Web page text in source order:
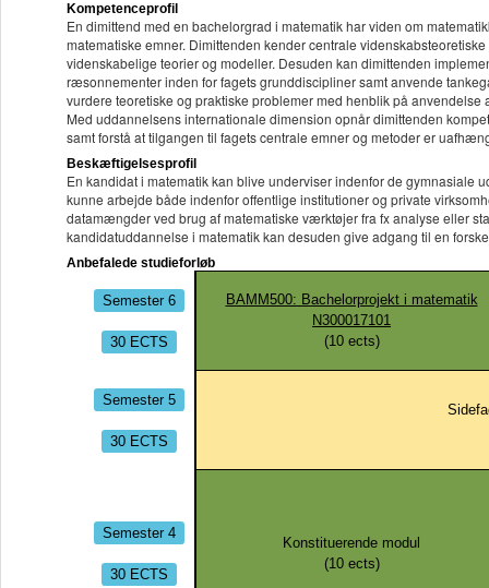
Kompetenceprofil
En dimittend med en bachelorgrad i matematik har viden om
matematiske emner. Dimittenden kender centrale
videnskabelige teorier og modeller. Desuden kan dimittenden
ræsonnementer inden for fagets grunddiscipliner samt anvende
vurdere teoretiske og praktiske problemer med henblik på
Med uddannelsens internationale dimension opnår dimittenden
samt forstå at tilgangen til fagets centrale emner og metoder er
Beskæftigelsesprofil
En kandidat i matematik kan blive underviser indenfor de gymnasiale
kunne arbejde både indenfor offentlige institutioner og private
datamængder ved brug af matematiske værktøjer fra fx analyse eller
kandidatuddannelse i matematik kan desuden give adgang til en
Anbefalede studieforløb
Semester 6
30 ECTS
BAMM500: Bachelorprojekt i matematik
N300017101
(10ects)
Semester 5
30 ECTS
Semester 4
30 ECTS
Konstituerende modul
(10ects)